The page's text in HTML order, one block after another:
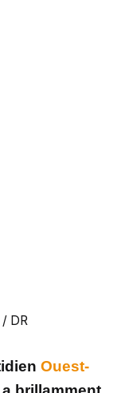
DR
Ouest-